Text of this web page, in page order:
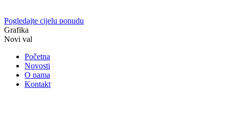
Pogledajte cijelu ponudu
Grafika
Novi val
Početna
Novosti
O nama
Kontakt